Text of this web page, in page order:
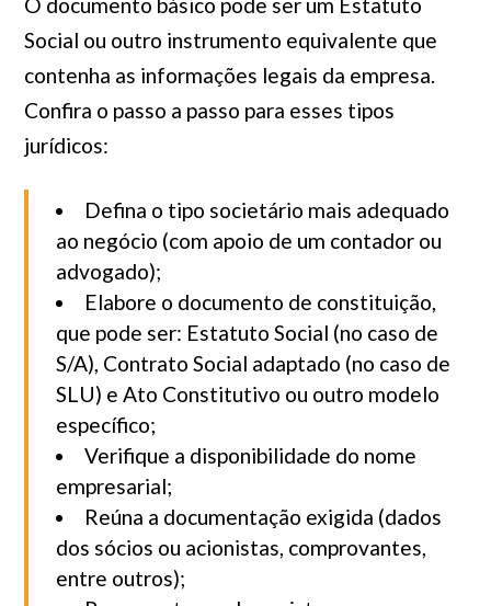
Social ou outro instrumento equivalente que
contenha as informações legais da empresa.
Confira o passo a passo para esses tipos
jurídicos:
Defina o tipo societário mais adequado
ao negócio (com apoio de um contador ou
advogado);
Elabore o documento de constituição,
que pode ser: Estatuto Social (no caso de
S/A), Contrato Social adaptado (no caso de
SLU) e Ato Constitutivo ou outro modelo
específico;
Verifique a disponibilidade do nome
empresarial;
Reúna a documentação exigida (dados
dos sócios ou acionistas, comprovantes,
entre outros);